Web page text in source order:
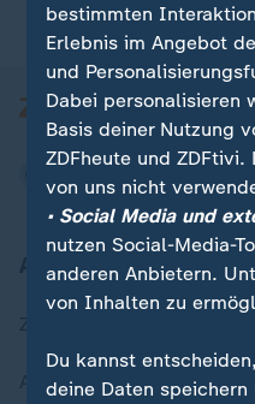
Aktuell bei ZDFheute
Aktuelle Sendungs-Videos
bestimmten
Erlebnis im Angebot
und
Dabei personalisieren
Basis deiner Nutzung
ZDFheute und
von uns nicht
• Social Media und
nutzen Social-Media-
anderen Anbietern.
von Inhalten zu
Du kannst
deine Daten